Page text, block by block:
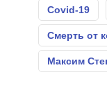
Covid-19
Смерть от
Максим